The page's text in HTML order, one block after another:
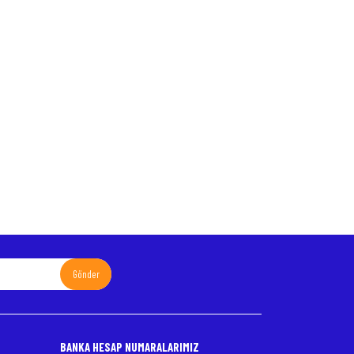
Gönder
BANKA HESAP NUMARALARIMIZ